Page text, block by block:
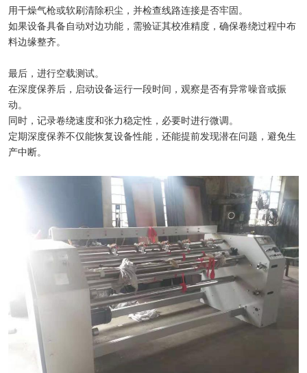
用干燥气枪或软刷清除积尘，并检查线路连接是否牢固。
如果设备具备自动对边功能，需验证其校准精度，确保卷绕过程中布
料边缘整齐。
最后，进行空载测试。
在深度保养后，启动设备运行一段时间，观察是否有异常噪音或振
动。
同时，记录卷绕速度和张力稳定性，必要时进行微调。
定期深度保养不仅能恢复设备性能，还能提前发现潜在问题，避免生
产中断。